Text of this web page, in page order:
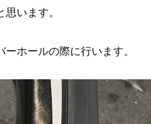
います。
ホールの際に行います。